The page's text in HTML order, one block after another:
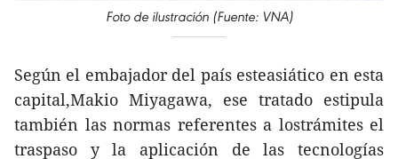
Foto de ilustración (Fuente: VNA)
Según el embajador del país esteasiático en esta
capital,Makio Miyagawa, ese tratado estipula
también las normas referentes a lostrámites el
traspaso y la aplicación de las tecnologías